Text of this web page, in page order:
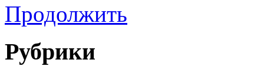
Продолжить
Рубрики